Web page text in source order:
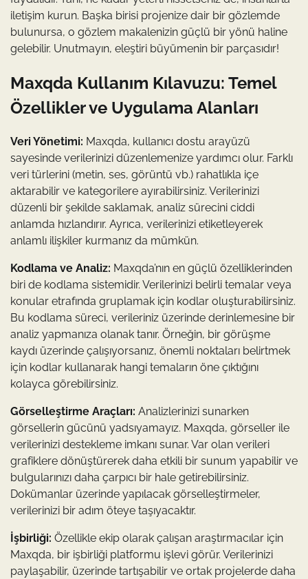
iletişim kurun. Başka birisi projenize dair bir gözlemde
bulunursa, o gözlem makalenizin güçlü bir yönü haline
gelebilir. Unutmayın, eleştiri büyümenin bir parçasıdır!
Maxqda Kullanım Kılavuzu: Temel
Özellikler ve Uygulama Alanları
Veri Yönetimi: Maxqda, kullanıcı dostu arayüzü
sayesinde verilerinizi düzenlemenize yardımcı olur. Farklı
veri türlerini (metin, ses, görüntü vb.) rahatlıkla içe
aktarabilir ve kategorilere ayırabilirsiniz. Verilerinizi
düzenli bir şekilde saklamak, analiz sürecini ciddi
anlamda hızlandırır. Ayrıca, verilerinizi etiketleyerek
anlamlı ilişkiler kurmanız da mümkün.
Kodlama ve Analiz: Maxqda’nın en güçlü özelliklerinden
biri de kodlama sistemidir. Verilerinizi belirli temalar veya
konular etrafında gruplamak için kodlar oluşturabilirsiniz.
Bu kodlama süreci, verileriniz üzerinde derinlemesine bir
analiz yapmanıza olanak tanır. Örneğin, bir görüşme
kaydı üzerinde çalışıyorsanız, önemli noktaları belirtmek
için kodlar kullanarak hangi temaların öne çıktığını
kolayca görebilirsiniz.
Görselleştirme Araçları: Analizlerinizi sunarken
görsellerin gücünü yadsıyamayız. Maxqda, görseller ile
verilerinizi destekleme imkanı sunar. Var olan verileri
grafiklere dönüştürerek daha etkili bir sunum yapabilir ve
bulgularınızı daha çarpıcı bir hale getirebilirsiniz.
Dokümanlar üzerinde yapılacak görselleştirmeler,
verilerinizi bir adım öteye taşıyacaktır.
İşbirliği: Özellikle ekip olarak çalışan araştırmacılar için
Maxqda, bir işbirliği platformu işlevi görür. Verilerinizi
paylaşabilir, üzerinde tartışabilir ve ortak projelerde daha